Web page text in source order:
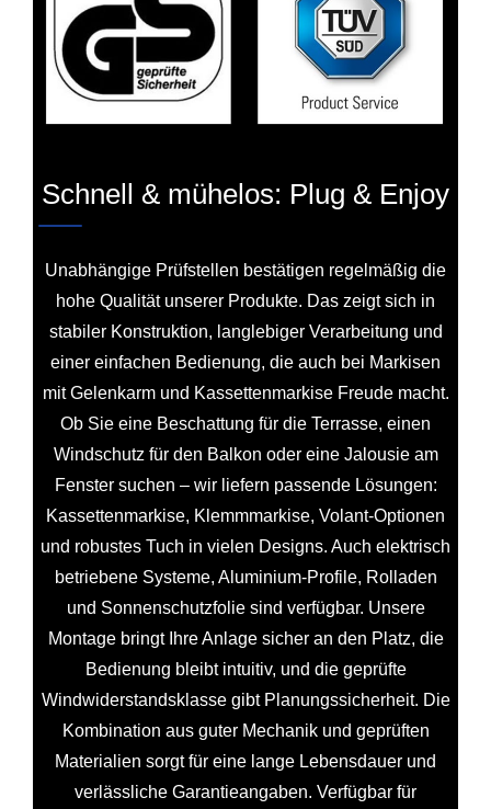
Schnell & mühelos: Plug & Enjoy
Unabhängige Prüfstellen bestätigen regelmäßig die
hohe Qualität unserer Produkte. Das zeigt sich in
stabiler Konstruktion, langlebiger Verarbeitung und
einer einfachen Bedienung, die auch bei Markisen
mit Gelenkarm und Kassettenmarkise Freude macht.
Ob Sie eine Beschattung für die Terrasse, einen
Windschutz für den Balkon oder eine Jalousie am
Fenster suchen – wir liefern passende Lösungen:
Kassettenmarkise, Klemmmarkise, Volant-Optionen
und robustes Tuch in vielen Designs. Auch elektrisch
betriebene Systeme, Aluminium-Profile, Rolladen
und Sonnenschutzfolie sind verfügbar. Unsere
Montage bringt Ihre Anlage sicher an den Platz, die
Bedienung bleibt intuitiv, und die geprüfte
Windwiderstandsklasse gibt Planungssicherheit. Die
Kombination aus guter Mechanik und geprüften
Materialien sorgt für eine lange Lebensdauer und
verlässliche Garantieangaben. Verfügbar für